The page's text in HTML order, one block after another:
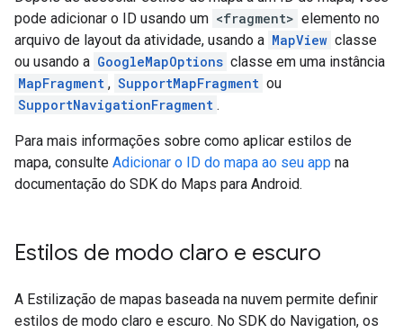
pode adicionar o ID usando um <fragment> elemento no
arquivo de layout da atividade, usando a MapView classe
ou usando a GoogleMapOptions classe em uma instância
MapFragment , SupportMapFragment ou
SupportNavigationFragment .
Para mais informações sobre como aplicar estilos de
mapa, consulte Adicionar o ID do mapa ao seu app na
documentação do SDK do Maps para Android.
Estilos de modo claro e escuro
A Estilização de mapas baseada na nuvem permite definir
estilos de modo claro e escuro. No SDK do Navigation, os